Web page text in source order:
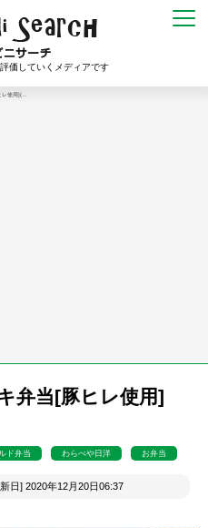
価していくメディアです
レ使用](…
弁当[豚ヒレ使用]
ド弁当 わらべや日洋 お弁当
] 2020年12月20日06:37